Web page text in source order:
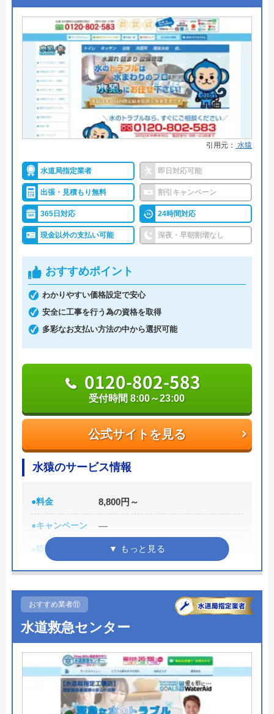
on
2.4（5件のクチコミ）
※クチコミの内容について
しげやん
8 か月前
アトム電器チェーン下山手店にエアコンの購
入と施工をお願いしたいと電話したところ、
一見客は取り扱いできないとのこと、ホーム
ページは完全に誇大広告です。
Googleクチコミを見る
●支払い方法 ―
●累計実績 ―
●保証・保険 ―
詳細は公式HPでご確認ください
水の救急士がおすすめの理由
の解決にあたっている業者です。
問い合わせから駆けつけまで最短30分というスピー
ドの速さが強みの一つであり、今すぐにトラブルを
解決したいという人におすすめです。
作業はお見積もり金額の了承を得てから着工とな
り、追加費用は発生しないので安心して依頼するこ
とができます。
公式サイトを見る
0120-995-414
受付時間 24時間
水の救急士の基本情報
UberHouse株式会社
所在地
〒812-0892
福岡県 福岡県福岡市博多区東那珂2-
18-21-1F
引用元： 水猿
水道局指定業者 即日対応可能
出張・見積もり無料 割引キャンペーン
365日対応 24時間対応
現金以外の支払い可能 深夜・早朝割増なし
おすすめポイント
わかりやすい価格設定で安心
安全に工事を行う為の資格を取得
多彩なお支払い方法の中から選択可能
公式サイトを見る
0120-802-583
受付時間 8:00～23:00
水猿のサービス情報
●料金 8,800円～
●キャンペーン ―
●駆けつけ時間 受付時に回答
●受付時間 8:00～23:00
●定休日
●出張見積もり 出張見積もり無料
●支払い方法
現金、銀行振込、クレジットカー
ド､コンビニ後払い決済
●累計実績 ―
●保証・保険 ―
おすすめ業者⑪
水道救急センター